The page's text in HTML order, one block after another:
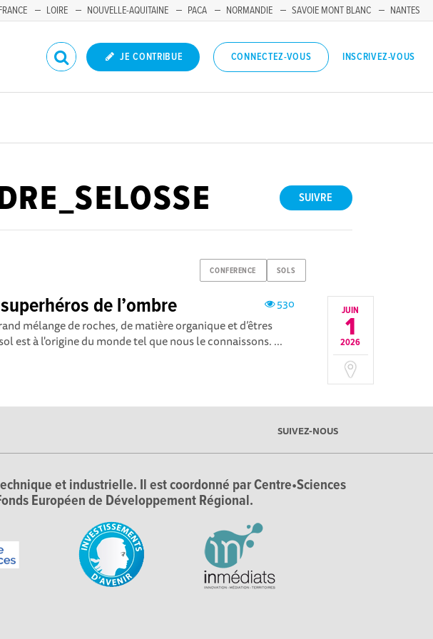
LOIRE NOUVELLE-AQUITAINE PACA NORMANDIE SAVOIE MONT BLANC
NANTES
JE CONTRIBUE CONNECTEZ-VOUS INSCRIVEZ-VOUS
SUIVRE
CONFERENCE SOLS
JUIN
1
2026
530
de l’ombre
mélange de roches, de matière organique et d’êtres
est à l'origine du monde tel que nous le connaissons. ...
SUIVEZ-NOUS
et industrielle. Il est coordonné par Centre•Sciences
Européen de Développement Régional.